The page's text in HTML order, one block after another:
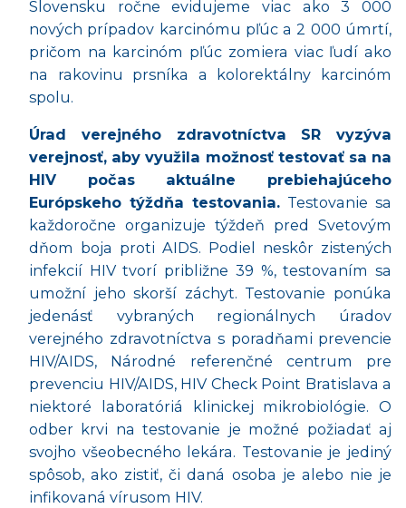
Slovensku ročne evidujeme viac ako 3 000
nových prípadov karcinómu pľúc a 2 000 úmrtí,
pričom na karcinóm pľúc zomiera viac ľudí ako
na rakovinu prsníka a kolorektálny karcinóm
spolu.
Úrad verejného zdravotníctva SR vyzýva
verejnosť, aby využila možnosť testovať sa na
HIV počas aktuálne prebiehajúceho
Európskeho týždňa testovania. Testovanie sa
každoročne organizuje týždeň pred Svetovým
dňom boja proti AIDS. Podiel neskôr zistených
infekcií HIV tvorí približne 39 %, testovaním sa
umožní jeho skorší záchyt. Testovanie ponúka
jedenásť vybraných regionálnych úradov
verejného zdravotníctva s poradňami prevencie
HIV/AIDS, Národné referenčné centrum pre
prevenciu HIV/AIDS, HIV Check Point Bratislava a
niektoré laboratóriá klinickej mikrobiológie. O
odber krvi na testovanie je možné požiadať aj
svojho všeobecného lekára. Testovanie je jediný
spôsob, ako zistiť, či daná osoba je alebo nie je
infikovaná vírusom HIV.